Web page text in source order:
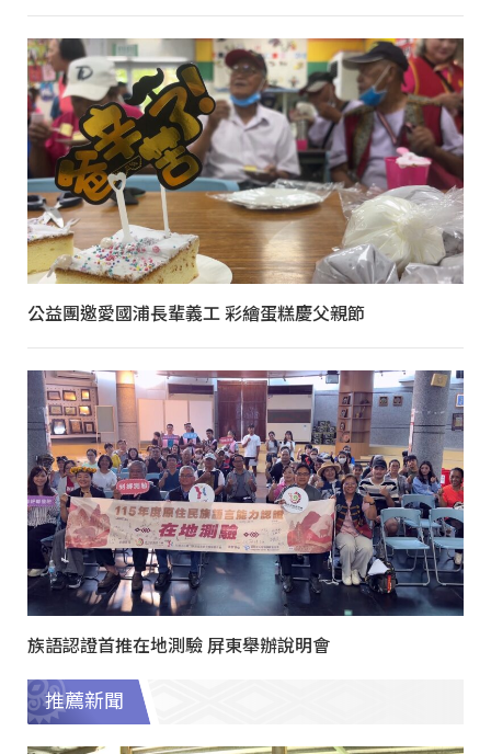
公益團邀愛國浦長輩義工 彩繪蛋糕慶父親節
族語認證首推在地測驗 屏東舉辦說明會
推薦新聞